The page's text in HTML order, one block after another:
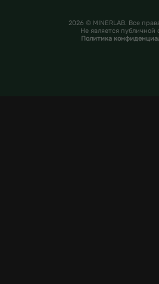
2026 © MINERLAB. Все
Не является публичной
Политика